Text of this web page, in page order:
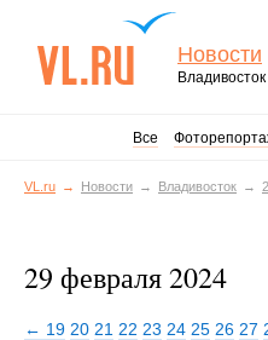
Новости
Владивосток
Все
VL.ru Новости Владивосток
29 февраля 2024
← 19 20 21 22 23 24 25 26 27